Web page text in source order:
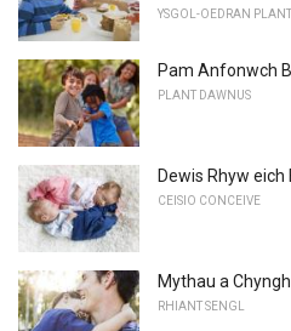
YSGOL-OEDRAN PLANT
Pam Anfonwch
PLANT DAWNUS
Dewis Rhyw
CEISIO CONCEIVE
Mythau a
RHIANT SENGL